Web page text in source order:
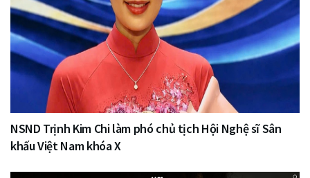
NSND Trịnh Kim Chi làm phó chủ tịch Hội Nghệ sĩ Sân
khấu Việt Nam khóa X